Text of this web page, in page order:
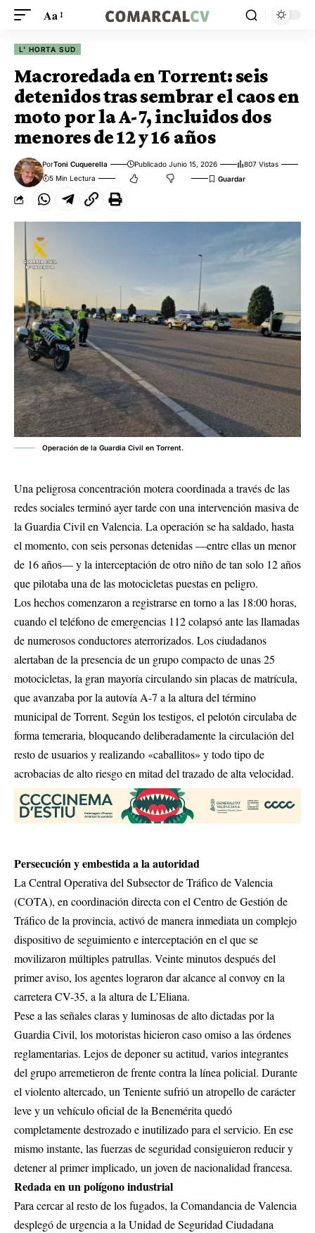
Aa
L' HORTA SUD
Macroredada en Torrent: seis
detenidos tras sembrar el caos en
moto por la A-7, incluidos dos
menores de 12 y 16 años
PorToni Cuquerella Publicado Junio 15, 2026
807 Vistas
5 Min Lectura
Operación de la Guardia Civil en Torrent.
Una peligrosa concentración motera coordinada a través de las
redes sociales terminó ayer tarde con una intervención masiva de
la Guardia Civil en Valencia. La operación se ha saldado, hasta
el momento, con seis personas detenidas —entre ellas un menor
de 16 años— y la interceptación de otro niño de tan solo 12 años
que pilotaba una de las motocicletas puestas en peligro.
Los hechos comenzaron a registrarse en torno a las 18:00 horas,
cuando el teléfono de emergencias 112 colapsó ante las llamadas
de numerosos conductores aterrorizados. Los ciudadanos
alertaban de la presencia de un grupo compacto de unas 25
motocicletas, la gran mayoría circulando sin placas de matrícula,
que avanzaba por la autovía A-7 a la altura del término
municipal de Torrent. Según los testigos, el pelotón circulaba de
forma temeraria, bloqueando deliberadamente la circulación del
resto de usuarios y realizando «caballitos» y todo tipo de
acrobacias de alto riesgo en mitad del trazado de alta velocidad.
Persecución y embestida a la autoridad
La Central Operativa del Subsector de Tráfico de Valencia
(COTA), en coordinación directa con el Centro de Gestión de
Tráfico de la provincia, activó de manera inmediata un complejo
dispositivo de seguimiento e interceptación en el que se
movilizaron múltiples patrullas. Veinte minutos después del
primer aviso, los agentes lograron dar alcance al convoy en la
carretera CV-35, a la altura de L’Eliana.
Pese a las señales claras y luminosas de alto dictadas por la
Guardia Civil, los motoristas hicieron caso omiso a las órdenes
reglamentarias. Lejos de deponer su actitud, varios integrantes
del grupo arremetieron de frente contra la línea policial. Durante
el violento altercado, un Teniente sufrió un atropello de carácter
leve y un vehículo oficial de la Benemérita quedó
completamente destrozado e inutilizado para el servicio. En ese
mismo instante, las fuerzas de seguridad consiguieron reducir y
detener al primer implicado, un joven de nacionalidad francesa.
Redada en un polígono industrial
Para cercar al resto de los fugados, la Comandancia de Valencia
desplegó de urgencia a la Unidad de Seguridad Ciudadana